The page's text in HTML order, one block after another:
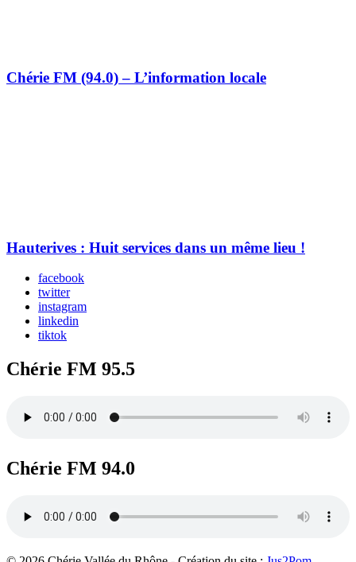
Chérie FM (94.0) – L’information locale
Hauterives : Huit services dans un même lieu !
facebook
twitter
instagram
linkedin
tiktok
Chérie FM 95.5
Chérie FM 94.0